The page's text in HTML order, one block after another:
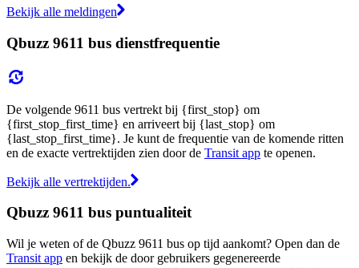
Bekijk alle meldingen
Qbuzz 9611 bus dienstfrequentie
De volgende 9611 bus vertrekt bij {first_stop} om
{first_stop_first_time} en arriveert bij {last_stop} om
{last_stop_first_time}. Je kunt de frequentie van de komende ritten
en de exacte vertrektijden zien door de Transit app te openen.
Bekijk alle vertrektijden.
Qbuzz 9611 bus puntualiteit
Wil je weten of de Qbuzz 9611 bus op tijd aankomt? Open dan de
Transit app en bekijk de door gebruikers gegenereerde